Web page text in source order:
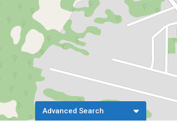
Advanced Search